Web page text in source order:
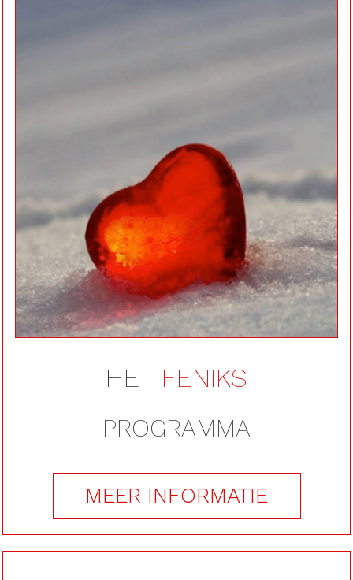
Weer overeind
met meer
zelfvertrouwen
en inzicht
na de crisis
HET FENIKS
PROGRAMMA
MEER INFORMATIE